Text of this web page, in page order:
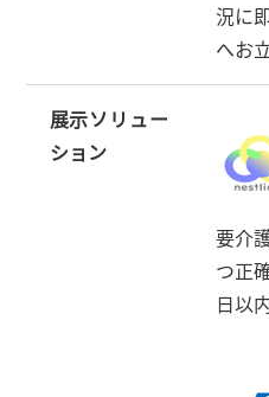
況に
へお
展示ソリュー
ション
要介
つ正
日以